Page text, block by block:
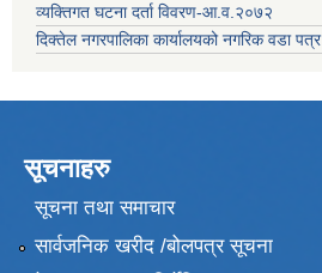
व्यक्तिगत घटना दर्ता विवरण-आ.व.२०७२
दिक्तेल नगरपालिका कार्यालयको नगरिक वडा पत्र
सूचनाहरु
सूचना तथा समाचार
सार्वजनिक खरीद /बोलपत्र सूचना